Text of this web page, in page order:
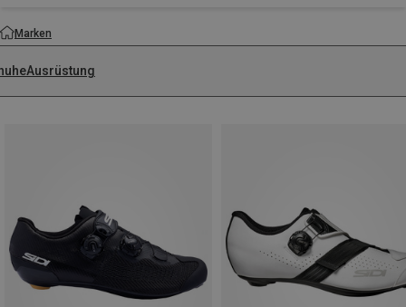
Marken
Ausrüstung